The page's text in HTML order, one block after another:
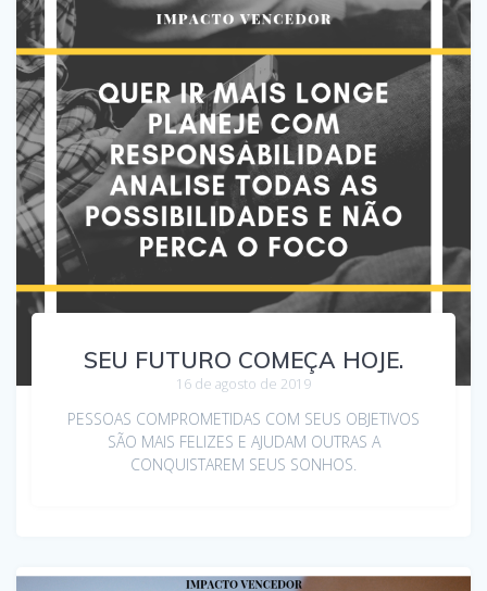
SEU FUTURO COMEÇA HOJE.
16 de agosto de 2019
PESSOAS COMPROMETIDAS COM SEUS OBJETIVOS
SÃO MAIS FELIZES E AJUDAM OUTRAS A
CONQUISTAREM SEUS SONHOS.